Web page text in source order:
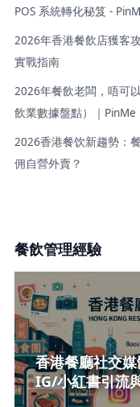
POS 系統轉化秘笈 -
2026年香港餐飲店獲客
實戰指南
2026年餐飲老闆，唔可
飲業數據盤點）｜PinMe
2026香港餐饮新趨勢：
佣自營外賣？
餐飲管理經驗
香港餐廳社交
IG/小紅書引流